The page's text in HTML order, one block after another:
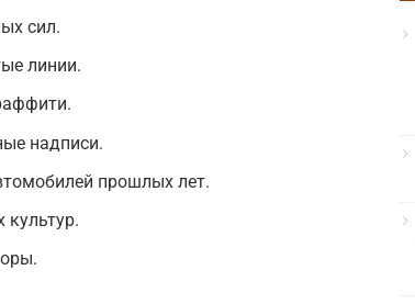
сил.
линии.
надписи.
прошлых лет.